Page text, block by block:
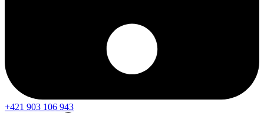
+421 903 106 943